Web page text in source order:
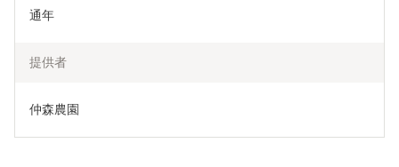
通年
提供者
仲森農園